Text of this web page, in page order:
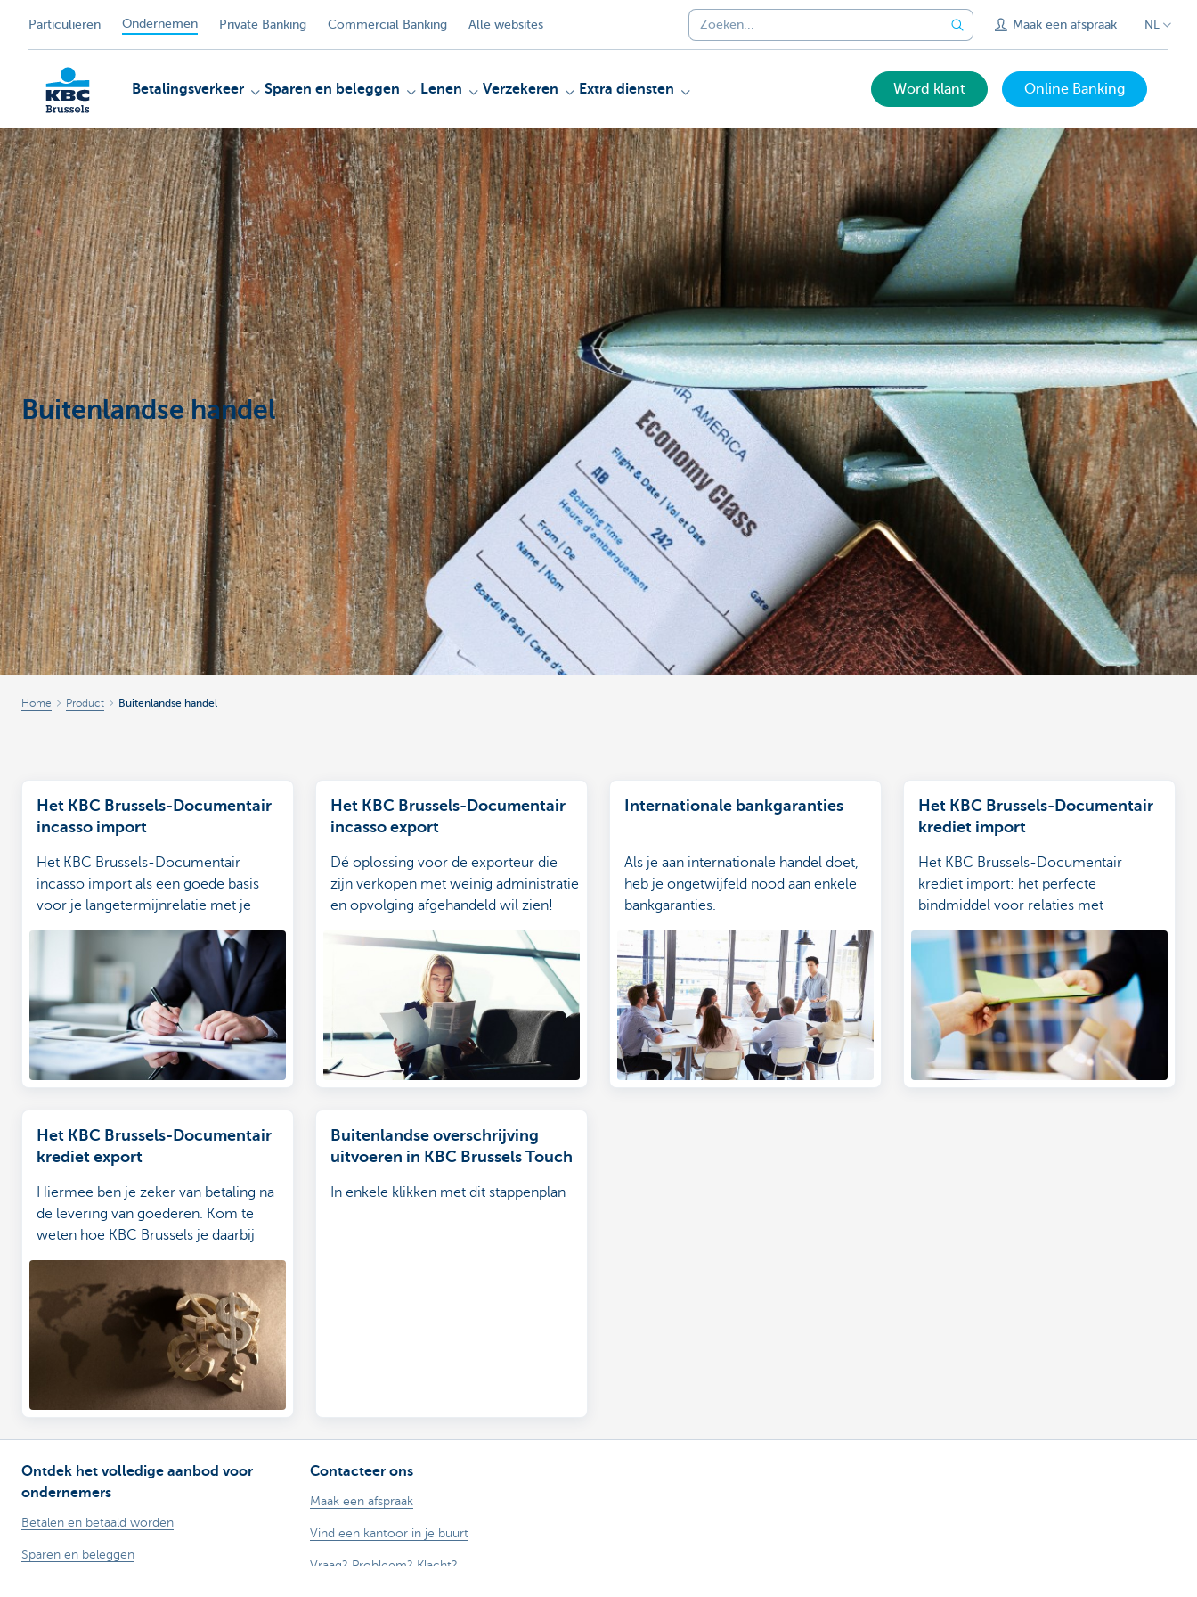
Particulieren Ondernemen Private Banking Commercial Banking Alle websites Maak een afspraak NL
KBC
Ondernemers
Betalingsverkeer Sparen en beleggen Lenen Verzekeren Extra diensten Word klant Online Banking
Buitenlandse handel
Home Product Buitenlandse handel
Het KBC Brussels-Documentair
incasso import
Het KBC Brussels-Documentair
incasso import als een goede basis
voor je langetermijnrelatie met je
Het KBC Brussels-Documentair
incasso export
Dé oplossing voor de exporteur die
zijn verkopen met weinig administratie
en opvolging afgehandeld wil zien!
Internationale bankgaranties
Als je aan internationale handel doet,
heb je ongetwijfeld nood aan enkele
bankgaranties.
Het KBC Brussels-Documentair
krediet import
Het KBC Brussels-Documentair
krediet import: het perfecte
bindmiddel voor relaties met
Het KBC Brussels-Documentair
krediet export
Hiermee ben je zeker van betaling na
de levering van goederen. Kom te
weten hoe KBC Brussels je daarbij
Buitenlandse overschrijving
uitvoeren in KBC Brussels Touch
In enkele klikken met dit stappenplan
Ontdek het volledige aanbod voor
ondernemers
Betalen en betaald worden
Sparen en beleggen
Contacteer ons
Maak een afspraak
Vind een kantoor in je buurt
Vraag? Probleem? Klacht?